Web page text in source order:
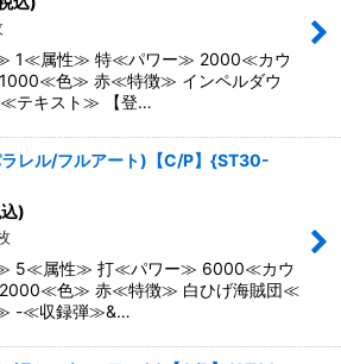
1≪属性≫ 特≪パワー≫ 2000≪カウ
色≫ 赤≪特徴≫ インペルダウ
≪テキスト≫ 【登…
レル/フルアート)【C/P】{ST30-
)
5≪属性≫ 打≪パワー≫ 6000≪カウ
色≫ 赤≪特徴≫ 白ひげ海賊団≪
≫ -≪収録弾≫&…